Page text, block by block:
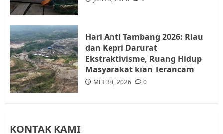
5
Hari Anti Tambang 2026: Riau
dan Kepri Darurat
Ekstraktivisme, Ruang Hidup
Masyarakat kian Terancam
MEI 30, 2026 0
KONTAK KAMI